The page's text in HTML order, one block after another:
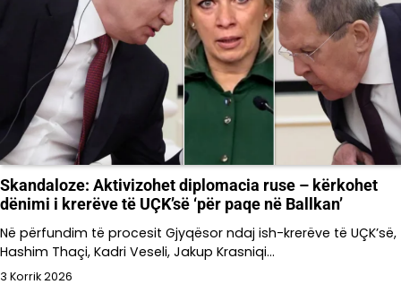
Skandaloze: Aktivizohet diplomacia ruse – kërkohet
dënimi i krerëve të UÇK’së ‘për paqe në Ballkan’
Në përfundim të procesit Gjyqësor ndaj ish-krerëve të UÇK’së,
Hashim Thaçi, Kadri Veseli, Jakup Krasniqi…
3 Korrik 2026